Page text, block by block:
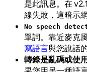
是此訊息。在
線失敗，這暗示
No speech
單詞。靠近麥克
寫語言與您說話
轉錄是亂碼或使